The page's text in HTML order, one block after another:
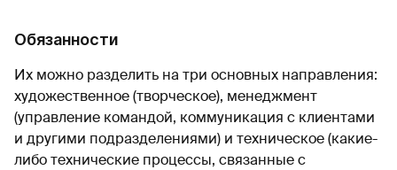
Обязанности
Их можно разделить на три основных направления:
художественное (творческое), менеджмент
(управление командой, коммуникация с клиентами
и другими подразделениями) и техническое (какие-
либо технические процессы, связанные с